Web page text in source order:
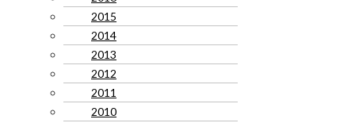
2015
2014
2013
2012
2011
2010